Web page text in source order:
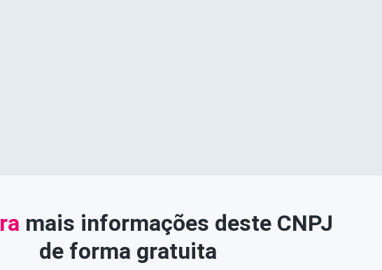
mais informações deste CNPJ
de forma gratuita